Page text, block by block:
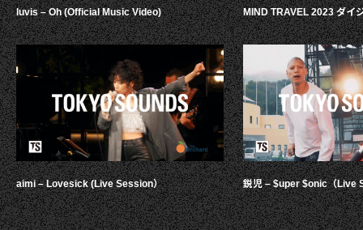
luvis – Oh (Official Music Video)
aimi – Lovesick (Live Session）
MIND TRAVEL 2023 ダイ
鋭児 – $uper $onic（Live